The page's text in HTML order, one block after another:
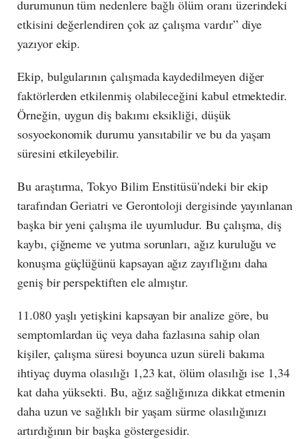
durumunun tüm nedenlere bağlı ölüm oranı üzerindeki
etkisini değerlendiren çok az çalışma vardır” diye
yazıyor ekip.
Ekip, bulgularının çalışmada kaydedilmeyen diğer
faktörlerden etkilenmiş olabileceğini kabul etmektedir.
Örneğin, uygun diş bakımı eksikliği, düşük
sosyoekonomik durumu yansıtabilir ve bu da yaşam
süresini etkileyebilir.
Bu araştırma, Tokyo Bilim Enstitüsü'ndeki bir ekip
tarafından Geriatri ve Gerontoloji dergisinde yayınlanan
başka bir yeni çalışma ile uyumludur. Bu çalışma, diş
kaybı, çiğneme ve yutma sorunları, ağız kuruluğu ve
konuşma güçlüğünü kapsayan ağız zayıflığını daha
geniş bir perspektiften ele almıştır.
11.080 yaşlı yetişkini kapsayan bir analize göre, bu
semptomlardan üç veya daha fazlasına sahip olan
kişiler, çalışma süresi boyunca uzun süreli bakıma
ihtiyaç duyma olasılığı 1,23 kat, ölüm olasılığı ise 1,34
kat daha yüksekti. Bu, ağız sağlığınıza dikkat etmenin
daha uzun ve sağlıklı bir yaşam sürme olasılığınızı
artırdığının bir başka göstergesidir.